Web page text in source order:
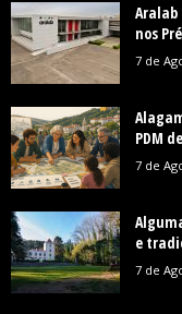
nos
7 de
PDM
7 de
e
7 de